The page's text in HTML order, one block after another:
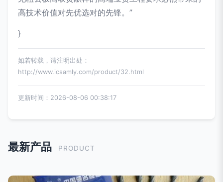
高技术价值对先优选对的先锋。”
}
如若转载，请注明出处：
http://www.icsamly.com/product/32.html
更新时间：2026-08-06 00:38:17
最新产品 PRODUCT